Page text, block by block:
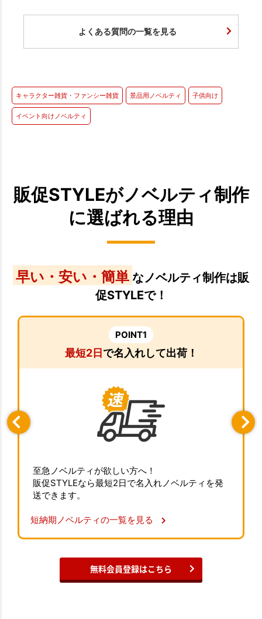
よくある質問の一覧を見る
キャラクター雑貨・ファンシー雑貨 景品用ノベルティ 子供向け
イベント向けノベルティ
販促STYLEがノベルティ制作
に選ばれる理由
早い・安い・簡単 なノベルティ制作は販
促STYLEで！
POINT1
最短2日で名入れして出荷！
至急ノベルティが欲しい方へ！
販促STYLEなら最短2日で名入れノベルティを発
送できます。
短納期ノベルティの一覧を見る
無料会員登録はこちら